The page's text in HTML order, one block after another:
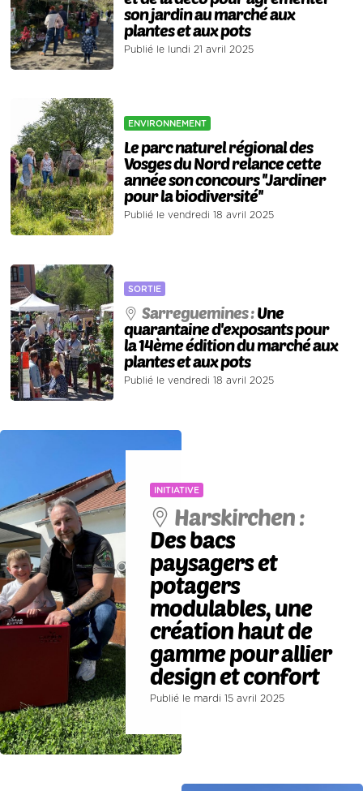
son jardin au marché aux
plantes et aux pots
Publié le lundi 21 avril 2025
ENVIRONNEMENT
Le parc naturel régional des
Vosges du Nord relance cette
année son concours ''Jardiner
pour la biodiversité''
Publié le vendredi 18 avril 2025
SORTIE
Sarreguemines :Une
quarantaine d'exposants pour
la 14ème édition du marché aux
plantes et aux pots
Publié le vendredi 18 avril 2025
INITIATIVE
Harskirchen :
Des bacs
paysagers et
potagers
modulables, une
création haut de
gamme pour allier
design et confort
Publié le mardi 15 avril 2025